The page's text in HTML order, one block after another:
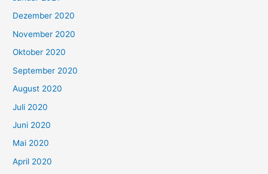
Dezember 2020
November 2020
Oktober 2020
September 2020
August 2020
Juli 2020
Juni 2020
Mai 2020
April 2020